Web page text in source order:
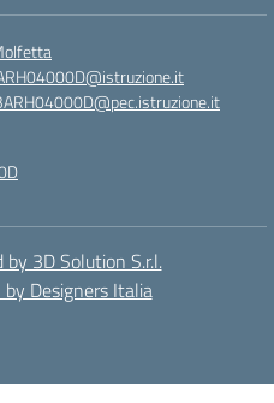
3D Solution S.r.l.
Designers Italia